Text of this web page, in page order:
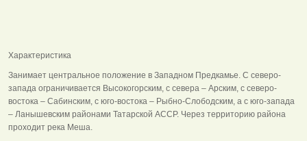
Характеристика
Занимает центральное положение в Западном Предкамье. С северо-
запада ограничивается Высокогорским, с севера – Арским, с северо-
востока – Сабинским, с юго-востока – Рыбно-Слободским, а с юго-запада
– Ланышевским районами Татарской АССР. Через территорию района
проходит река Меша.